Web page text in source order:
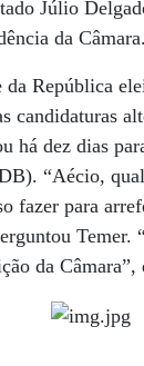
Júlio
da Câmara.
da República
candidaturas
há dez dias
“Aécio,
fazer para
Temer.
da Câmara”,